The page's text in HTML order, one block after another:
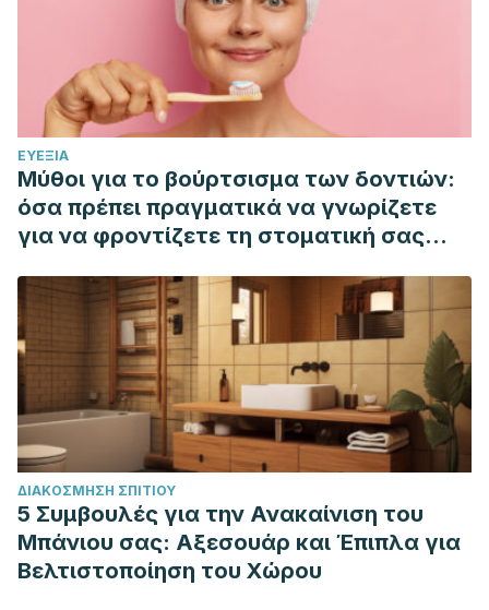
ΕΥΕΞΊΑ
Μύθοι για το βούρτσισμα των δοντιών:
όσα πρέπει πραγματικά να γνωρίζετε
για να φροντίζετε τη στοματική σας
ΔΙΑΚΌΣΜΗΣΗ ΣΠΙΤΙΟΎ
5 Συμβουλές για την Ανακαίνιση του
Μπάνιου σας: Αξεσουάρ και Έπιπλα για
Βελτιστοποίηση του Χώρου